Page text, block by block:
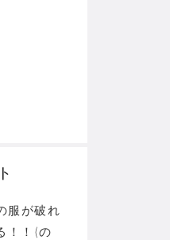
服が破れ
！！(の